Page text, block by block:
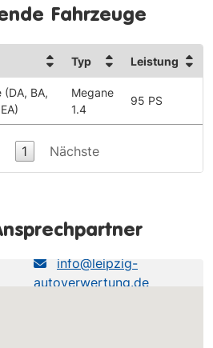
Fahrzeuge
Typ Leistung
(DA, BA,
Megane
1.4
95 PS
1 Nächste
LRP NL Brahestraße
info@leipzig-
autoverwertung.de